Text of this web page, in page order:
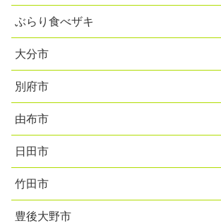
ぶらり食べザキ
大分市
別府市
由布市
日田市
竹田市
豊後大野市